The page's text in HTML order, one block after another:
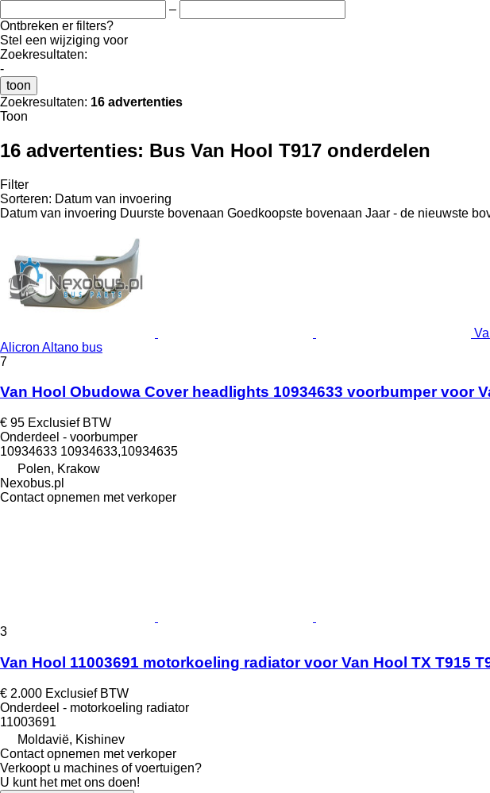
–
Ontbreken er filters?
Stel een wijziging voor
Zoekresultaten:
-
toon
Zoekresultaten: 16 advertenties
Toon
16 advertenties: Bus Van Hool T917 onderdelen
Filter
Sorteren: Datum van invoering
Datum van invoering Duurste bovenaan Goedkoopste bovenaan Jaar - de nieuwste
Alicron Altano bus
7
Van Hool Obudowa Cover headlights 10934633 voorbumper voor
€ 95 Exclusief BTW
Onderdeel - voorbumper
10934633 10934633,10934635
Polen, Krakow
Nexobus.pl
Contact opnemen met verkoper
3
Van Hool 11003691 motorkoeling radiator voor Van Hool TX T915
€ 2.000 Exclusief BTW
Onderdeel - motorkoeling radiator
11003691
Moldavië, Kishinev
Contact opnemen met verkoper
Verkoopt u machines of voertuigen?
U kunt het met ons doen!